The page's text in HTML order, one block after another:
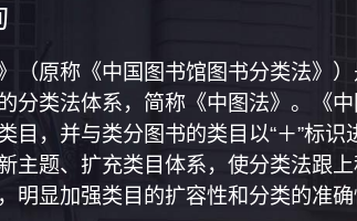
（原称《中国图书馆图书分类法》
分类法体系，简称《中图法》。《
目，并与类分图书的类目以“＋”标
主题、扩充类目体系，使分类法跟
明显加强类目的扩容性和分类的准确